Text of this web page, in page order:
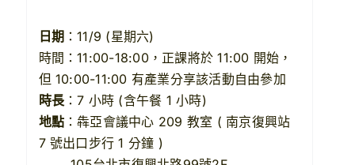
日期 ：11/9 (星期六)
時間：11:00-18:00，正課將於 11:00 開始，
但 10:00-11:00 有產業分享該活動自由參加
時長 ：7 小時 (含午餐 1 小時)
地點 ：犇亞會議中心 209 教室 ( 南京復興站
7 號出口步行 1 分鐘 )